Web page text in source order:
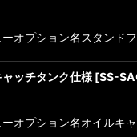
ーオプション名スタン
ッチタンク仕様 [SS-
オプション名オイル